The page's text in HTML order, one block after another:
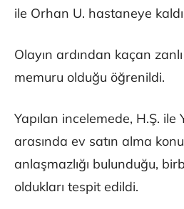
ile Orhan U. hastaneye
Olayın ardından kaçan
memuru olduğu öğrenildi.
Yapılan incelemede, H.Ş. ile
arasında ev satın alma
anlaşmazlığı bulunduğu,
oldukları tespit edildi.